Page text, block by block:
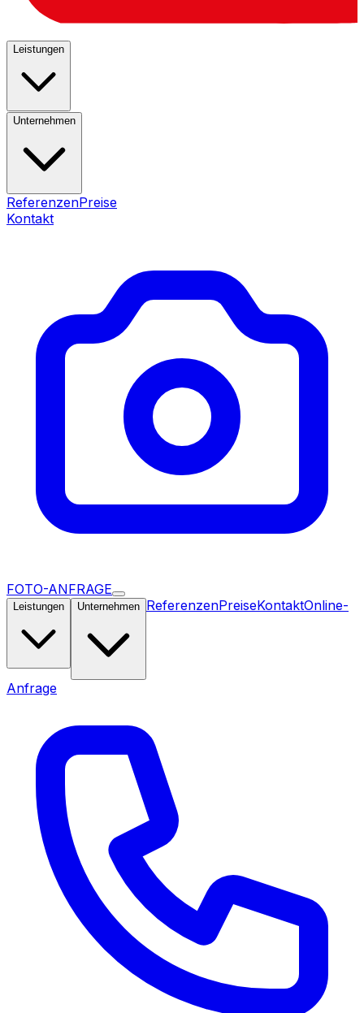
Leistungen
Unternehmen
ReferenzenPreise
Kontakt
FOTO-ANFRAGE
Leistungen Unternehmen ReferenzenPreiseKontaktOnline-
Anfrage